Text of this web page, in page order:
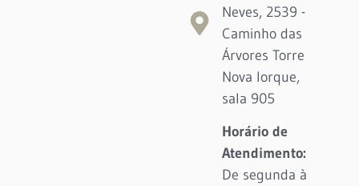
Neves, 2539 -
Caminho das
Árvores Torre
Nova Iorque,
sala 905
Horário de
Atendimento:
De segunda à